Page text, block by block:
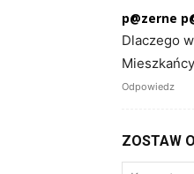
p@zerne
Dlaczego
Odpowiedz
ZOSTAW